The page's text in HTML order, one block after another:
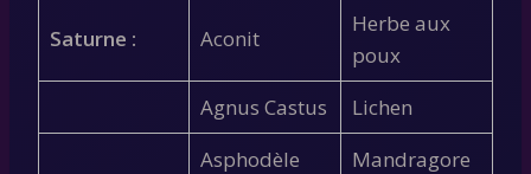
Saturne : Aconit
Herbe aux
poux
Agnus Castus
Lichen
Asphodèle
Mandragore